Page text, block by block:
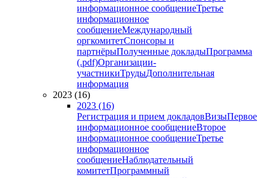
информационное сообщениеТретье
информационное
сообщениеМеждународный
оргкомитетСпонсоры и
партнёрыПолученные докладыПрограмма
(.pdf)Организации-
участникиТрудыДополнительная
информация
2023 (16)
2023 (16)
Регистрация и прием докладовВизыПервое
информационное сообщениеВторое
информационное сообщениеТретье
информационное
сообщениеНаблюдательный
комитетПрограммный